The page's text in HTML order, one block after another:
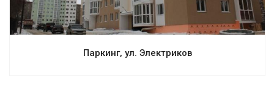
Паркинг, ул. Электриков